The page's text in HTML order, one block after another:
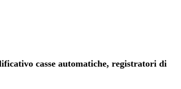
casse automatiche, registratori di